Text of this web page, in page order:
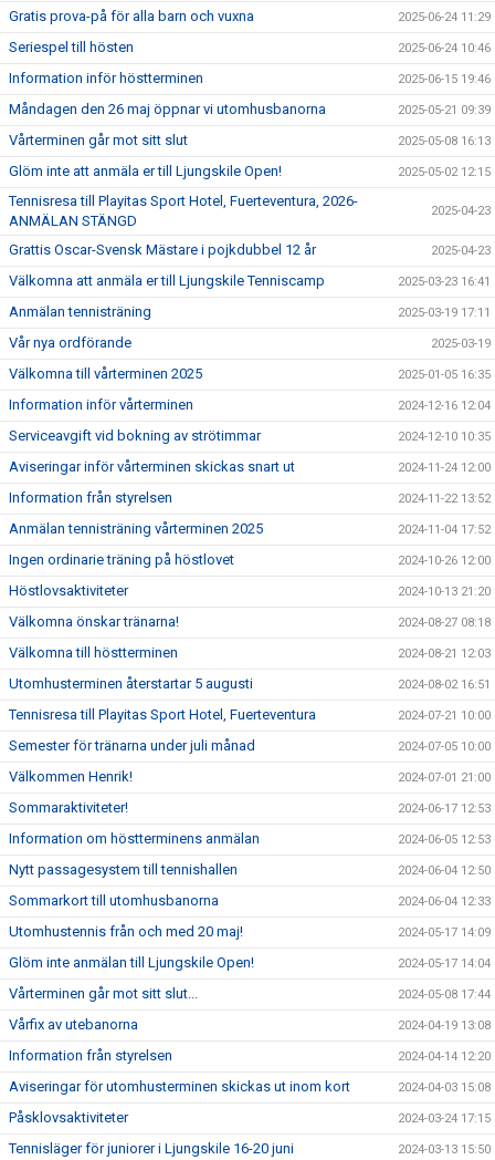
Gratis prova-på för alla barn och vuxna 2025-06-24 11:29
Seriespel till hösten 2025-06-24 10:46
Information inför höstterminen 2025-06-15 19:46
Måndagen den 26 maj öppnar vi utomhusbanorna 2025-05-21 09:39
Vårterminen går mot sitt slut 2025-05-08 16:13
Glöm inte att anmäla er till Ljungskile Open! 2025-05-02 12:15
Tennisresa till Playitas Sport Hotel, Fuerteventura, 2026-
ANMÄLAN STÄNGD
2025-04-23
Grattis Oscar-Svensk Mästare i pojkdubbel 12 år 2025-04-23
Välkomna att anmäla er till Ljungskile Tenniscamp 2025-03-23 16:41
Anmälan tennisträning 2025-03-19 17:11
Vår nya ordförande 2025-03-19
Välkomna till vårterminen 2025 2025-01-05 16:35
Information inför vårterminen 2024-12-16 12:04
Serviceavgift vid bokning av strötimmar 2024-12-10 10:35
Aviseringar inför vårterminen skickas snart ut 2024-11-24 12:00
Information från styrelsen 2024-11-22 13:52
Anmälan tennisträning vårterminen 2025 2024-11-04 17:52
Ingen ordinarie träning på höstlovet 2024-10-26 12:00
Höstlovsaktiviteter 2024-10-13 21:20
Välkomna önskar tränarna! 2024-08-27 08:18
Välkomna till höstterminen 2024-08-21 12:03
Utomhusterminen återstartar 5 augusti 2024-08-02 16:51
Tennisresa till Playitas Sport Hotel, Fuerteventura 2024-07-21 10:00
Semester för tränarna under juli månad 2024-07-05 10:00
Välkommen Henrik! 2024-07-01 21:00
Sommaraktiviteter! 2024-06-17 12:53
Information om höstterminens anmälan 2024-06-05 12:53
Nytt passagesystem till tennishallen 2024-06-04 12:50
Sommarkort till utomhusbanorna 2024-06-04 12:33
Utomhustennis från och med 20 maj! 2024-05-17 14:09
Glöm inte anmälan till Ljungskile Open! 2024-05-17 14:04
Vårterminen går mot sitt slut... 2024-05-08 17:44
Vårfix av utebanorna 2024-04-19 13:08
Information från styrelsen 2024-04-14 12:20
Aviseringar för utomhusterminen skickas ut inom kort 2024-04-03 15:08
Påsklovsaktiviteter 2024-03-24 17:15
Tennisläger för juniorer i Ljungskile 16-20 juni 2024-03-13 15:50